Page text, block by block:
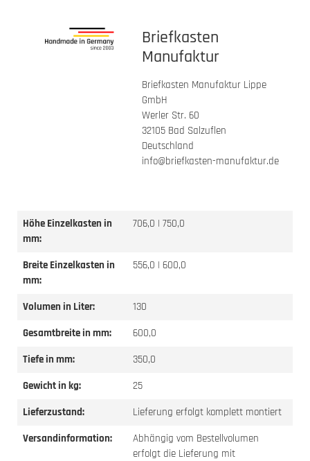
Briefkasten
Manufaktur
Briefkasten Manufaktur Lippe
GmbH
Werler Str. 60
32105 Bad Salzuflen
Deutschland
info@briefkasten-manufaktur.de
Höhe Einzelkasten in
mm:
706,0 | 750,0
Breite Einzelkasten in
mm:
556,0 | 600,0
Volumen in Liter:
130
Gesamtbreite in mm:
600,0
Tiefe in mm:
350,0
Gewicht in kg:
25
Lieferzustand:
Lieferung erfolgt komplett montiert
Versandinformation:
Abhängig vom Bestellvolumen
erfolgt die Lieferung mit